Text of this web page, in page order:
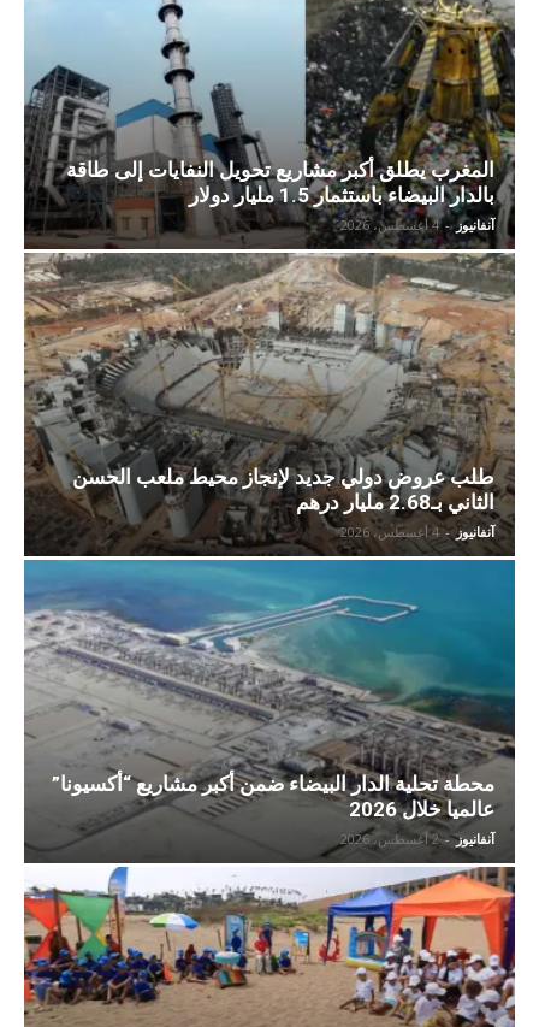
المغرب يطلق أكبر مشاريع تحويل النفايات إلى طاقة
بالدار البيضاء باستثمار 1.5 مليار دولار
آنفانيوز - 4 أغسطس، 2026
طلب عروض دولي جديد لإنجاز محيط ملعب الحسن
الثاني بـ2.68 مليار درهم
آنفانيوز - 4 أغسطس، 2026
محطة تحلية الدار البيضاء ضمن أكبر مشاريع “أكسيونا”
عالميا خلال 2026
آنفانيوز - 2 أغسطس، 2026